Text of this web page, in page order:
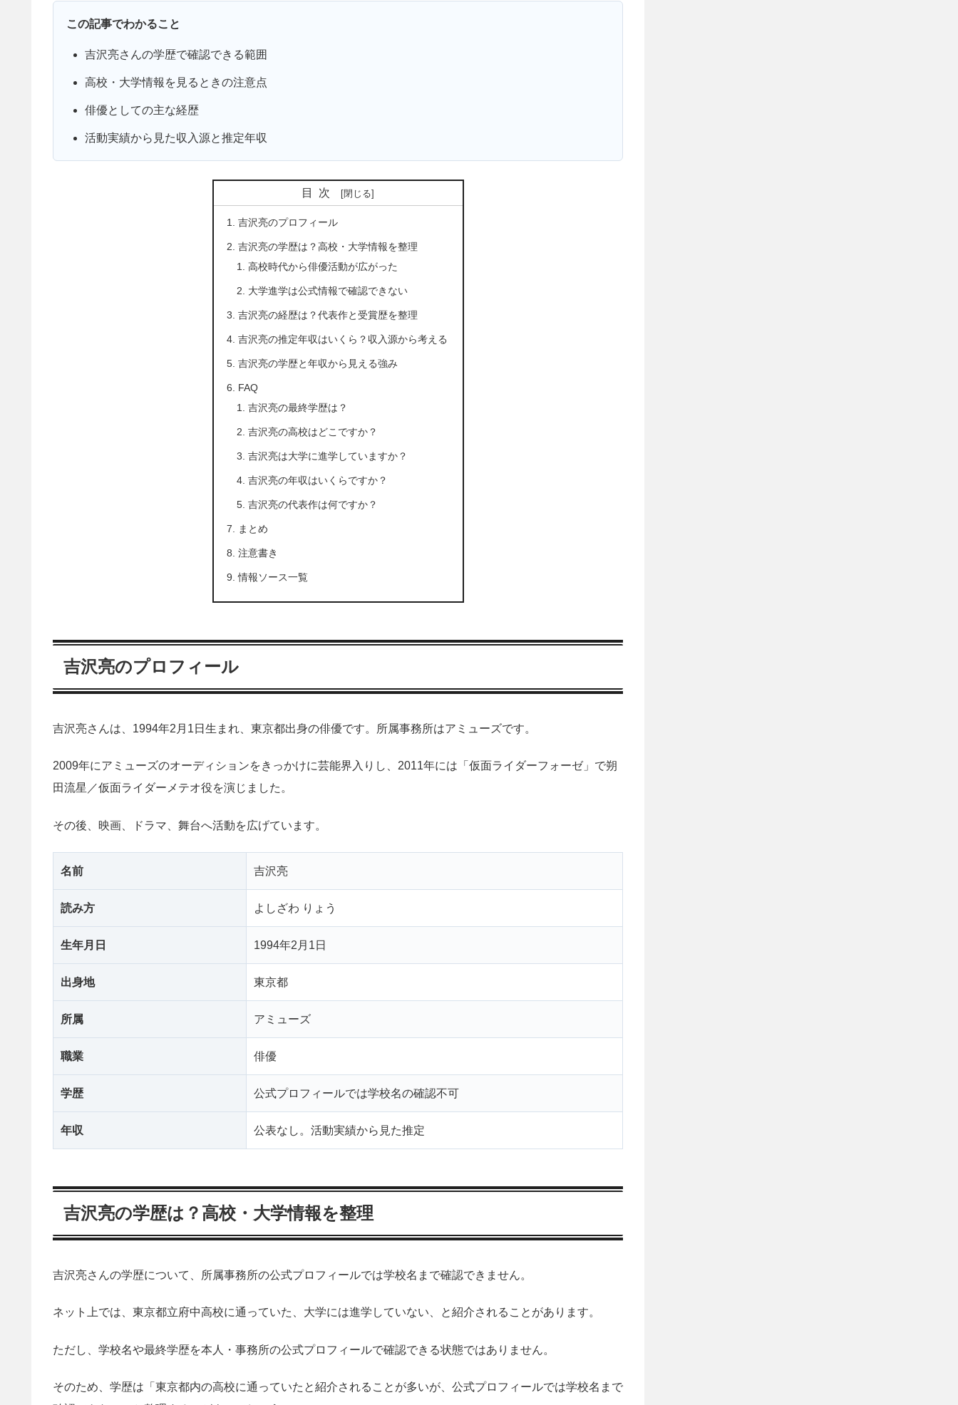
この記事でわかること
吉沢亮さんの学歴で確認できる範囲
高校・大学情報を見るときの注意点
俳優としての主な経歴
活動実績から見た収入源と推定年収
目次
吉沢亮のプロフィール
吉沢亮の学歴は？高校・大学情報を整理
高校時代から俳優活動が広がった
大学進学は公式情報で確認できない
吉沢亮の経歴は？代表作と受賞歴を整理
吉沢亮の推定年収はいくら？収入源から考える
吉沢亮の学歴と年収から見える強み
FAQ
吉沢亮の最終学歴は？
吉沢亮の高校はどこですか？
吉沢亮は大学に進学していますか？
吉沢亮の年収はいくらですか？
吉沢亮の代表作は何ですか？
まとめ
注意書き
情報ソース一覧
吉沢亮のプロフィール
吉沢亮さんは、1994年2月1日生まれ、東京都出身の俳優です。所属事務所はアミューズです。
2009年にアミューズのオーディションをきっかけに芸能界入りし、2011年には「仮面ライダーフォーゼ」で朔
田流星／仮面ライダーメテオ役を演じました。
その後、映画、ドラマ、舞台へ活動を広げています。
名前 吉沢亮
読み方 よしざわ りょう
生年月日 1994年2月1日
出身地 東京都
所属 アミューズ
職業 俳優
学歴 公式プロフィールでは学校名の確認不可
年収 公表なし。活動実績から見た推定
吉沢亮の学歴は？高校・大学情報を整理
吉沢亮さんの学歴について、所属事務所の公式プロフィールでは学校名まで確認できません。
ネット上では、東京都立府中高校に通っていた、大学には進学していない、と紹介されることがあります。
ただし、学校名や最終学歴を本人・事務所の公式プロフィールで確認できる状態ではありません。
そのため、学歴は「東京都内の高校に通っていたと紹介されることが多いが、公式プロフィールでは学校名まで